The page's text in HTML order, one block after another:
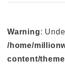
Warning:
/home/
content/